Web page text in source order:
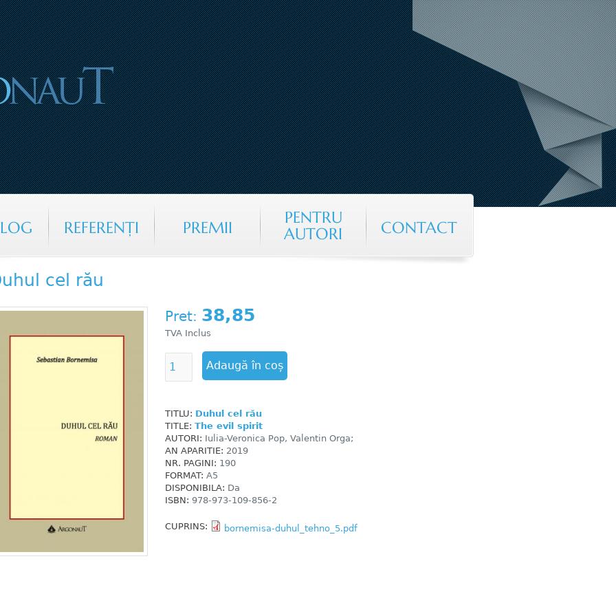
Jump to navigation
REFERENŢI PREMII
PENTRU
AUTORI
CONTACT
cel rău
Pret: 38,85
TVA Inclus
TITLU: Duhul cel rău
TITLE: The evil spirit
AUTORI: Iulia-Veronica Pop, Valentin Orga;
AN APARITIE: 2019
NR. PAGINI: 190
FORMAT: A5
DISPONIBILA: Da
ISBN: 978-973-109-856-2
CUPRINS: bornemisa-duhul_tehno_5.pdf